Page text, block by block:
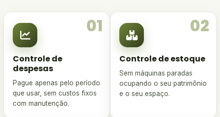
01
Controle de
despesas
Pague apenas pelo período
que usar, sem custos fixos
com manutenção.
02
Controle de estoque
Sem máquinas paradas
ocupando o seu patrimônio
e o seu espaço.